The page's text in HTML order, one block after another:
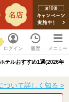
ログイン 履歴 メニュー
テルおすすめ1選(2026年
ついて詳しく知る >